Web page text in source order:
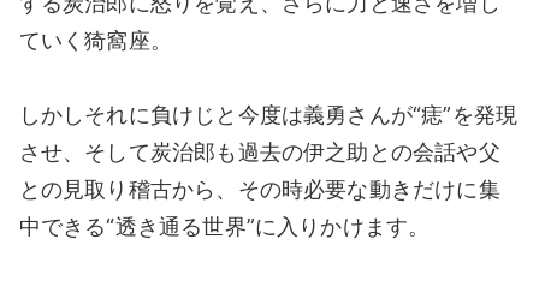
ていく猗窩座。
しかしそれに負けじと今度は義勇さんが“痣”を発現
させ、そして炭治郎も過去の伊之助との会話や父
との見取り稽古から、その時必要な動きだけに集
中できる“透き通る世界”に入りかけます。